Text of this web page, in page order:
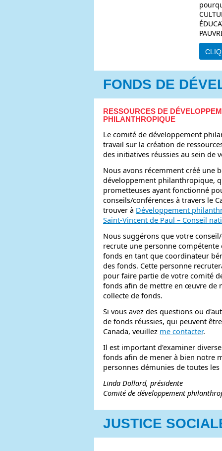
FONDS DE
RESSOURCES DE
PHILANTHROPIQUE
Le comité de développement
travail sur la création de
des initiatives réussies au sein de
Nous avons récemment créé une
développement philanthropique,
prometteuses ayant fonctionné
conseils/conférences à travers le
trouver à Développement
Saint-Vincent de Paul – Conseil
Nous suggérons que votre
recrute une personne
fonds en tant que coordinateur
des fonds. Cette personne
pour faire partie de votre comité
fonds afin de mettre en œuvre de
collecte de fonds.
Si vous avez des questions ou
de fonds réussies, qui peuvent
Canada, veuillez me contacter.
Il est important d'examiner
fonds afin de mener à bien notre
personnes démunies de toutes
Linda Dollard, présidente
Comité de développement
JUSTICE